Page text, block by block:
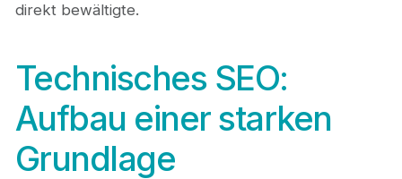
direkt bewältigte.
Technisches SEO:
Aufbau einer starken
Grundlage